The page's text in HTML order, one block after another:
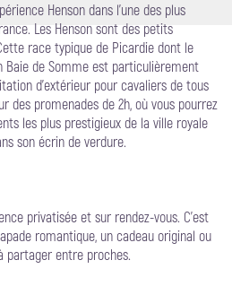
Henson dans l’une des plus
Les Henson sont des petits
race typique de Picardie dont le
Baie de Somme est particulièrement
d’extérieur pour cavaliers de tous
des promenades de 2h, où vous pourrez
les plus prestigieux de la ville royale
son écrin de verdure.
privatisée et sur rendez-vous. C’est
romantique, un cadeau original ou
entre proches.